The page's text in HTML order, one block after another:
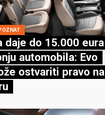
daje do 15.000 eura
automobila: Evo
ostvariti pravo na